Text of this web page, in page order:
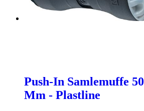
Push-In Samlemuffe 50
Mm - Plastline